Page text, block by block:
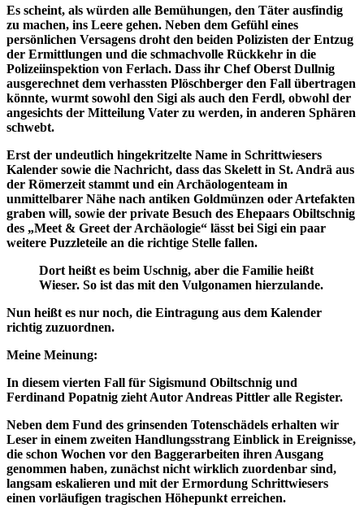
Es scheint, als würden alle Bemühungen, den Täter ausfindig
zu machen, ins Leere gehen. Neben dem Gefühl eines
persönlichen Versagens droht den beiden Polizisten der Entzug
der Ermittlungen und die schmachvolle Rückkehr in die
Polizeiinspektion von Ferlach. Dass ihr Chef Oberst Dullnig
ausgerechnet dem verhassten Plöschberger den Fall übertragen
könnte, wurmt sowohl den Sigi als auch den Ferdl, obwohl der
angesichts der Mitteilung Vater zu werden, in anderen Sphären
schwebt.
Erst der undeutlich hingekritzelte Name in Schrittwiesers
Kalender sowie die Nachricht, dass das Skelett in St. Andrä aus
der Römerzeit stammt und ein Archäologenteam in
unmittelbarer Nähe nach antiken Goldmünzen oder Artefakten
graben will, sowie der private Besuch des Ehepaars Obiltschnig
des „Meet & Greet der Archäologie“ lässt bei Sigi ein paar
weitere Puzzleteile an die richtige Stelle fallen.
Dort heißt es beim Uschnig, aber die Familie heißt
Wieser. So ist das mit den Vulgonamen hierzulande.
Nun heißt es nur noch, die Eintragung aus dem Kalender
richtig zuzuordnen.
Meine Meinung:
In diesem vierten Fall für Sigismund Obiltschnig und
Ferdinand Popatnig zieht Autor Andreas Pittler alle Register.
Neben dem Fund des grinsenden Totenschädels erhalten wir
Leser in einem zweiten Handlungsstrang Einblick in Ereignisse,
die schon Wochen vor den Baggerarbeiten ihren Ausgang
genommen haben, zunächst nicht wirklich zuordenbar sind,
langsam eskalieren und mit der Ermordung Schrittwiesers
einen vorläufigen tragischen Höhepunkt erreichen.